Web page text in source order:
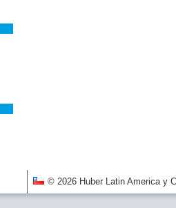
© 2026 Huber Latin America y